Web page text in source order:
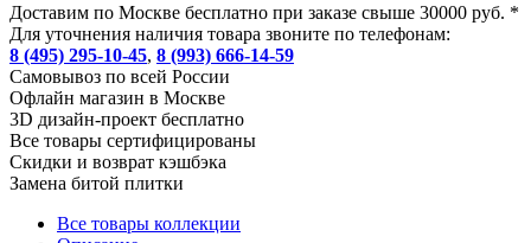
Доставим по Москве бесплатно при заказе свыше 30000 руб. *
Для уточнения наличия товара звоните по телефонам:
8 (495) 295-10-45, 8 (993) 666-14-59
Cамовывоз по всей России
Офлайн магазин в Москве
3D дизайн-проект бесплатно
Все товары сертифицированы
Скидки и возврат кэшбэка
Замена битой плитки
Все товары коллекции